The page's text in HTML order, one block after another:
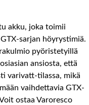
akku, joka toimii
sarjan höyrystimiä.
pyöristetyillä
ansiosta, että
varivatt-tilassa, mikä
vaihdettavia GTX-
ostaa Varoresco